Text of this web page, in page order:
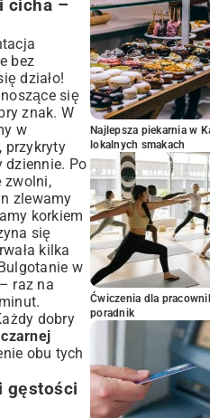
cicha –
bez
działo!
się
znak. W
w
przykryty
dziennie. Po
zwolni,
zlewamy
korkiem
się
kilka
w
raz na
dobry
obu tych
gęstości
Najlepsza piekarnia w
lokalnych smakach
Ćwiczenia dla
poradnik